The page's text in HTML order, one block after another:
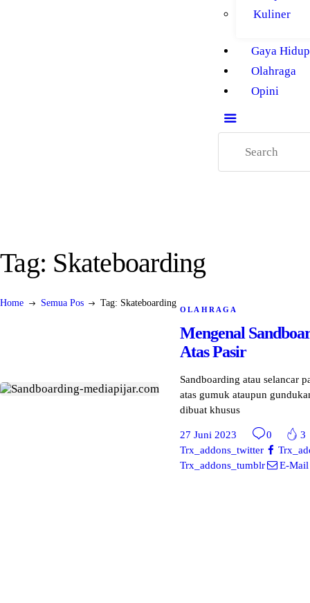
Kuliner
Gaya Hidup
Olahraga
Opini
Tag: Skateboarding
Home Semua Pos Tag: Skateboarding
OLAHRAGA
Mengenal
Atas Pasir
Sandboarding atau selancar
atas gumuk ataupun
dibuat khusus
27 Juni 2023 0
3
Trx_addons_twitter
Trx_addons_tumblr
E-Mail